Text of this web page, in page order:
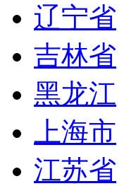
辽宁省
吉林省
黑龙江
上海市
江苏省